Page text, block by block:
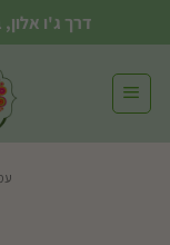
to
content
דרך ג'ו